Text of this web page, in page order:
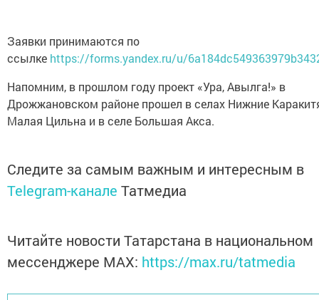
Заявки принимаются по
ссылке https://forms.yandex.ru/u/
Напомним, в прошлом году проект «Ура, Авылга!» в
Дрожжановском районе прошел в селах Нижние
Малая Цильна и в селе Большая Акса.
Следите за самым важным и интересным в
Telegram-канале Татмедиа
Читайте новости Татарстана в национальном
мессенджере MАХ: https://max.ru/tatmedia